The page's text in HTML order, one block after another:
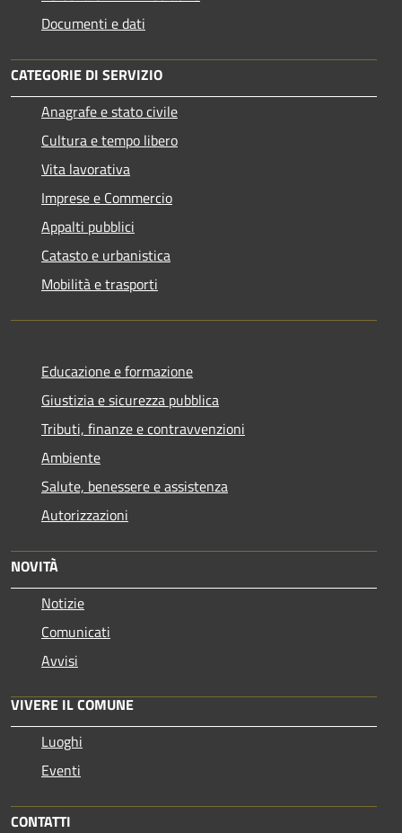
Documenti e dati
CATEGORIE DI SERVIZIO
Anagrafe e stato civile
Cultura e tempo libero
Vita lavorativa
Imprese e Commercio
Appalti pubblici
Catasto e urbanistica
Mobilità e trasporti
Educazione e formazione
Giustizia e sicurezza pubblica
Tributi, finanze e contravvenzioni
Ambiente
Salute, benessere e assistenza
Autorizzazioni
NOVITÀ
Notizie
Comunicati
Avvisi
VIVERE IL COMUNE
Luoghi
Eventi
CONTATTI